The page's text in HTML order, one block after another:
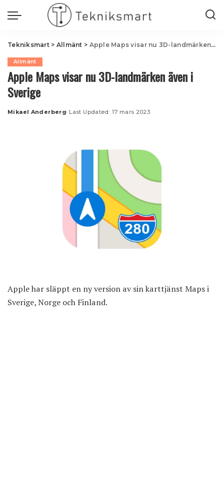
Tekniksmart> Allmänt > Apple Maps visar nu 3D-landmärken även i Sverige
Allmänt
Apple Maps visar nu 3D-landmärken även i
Sverige
Posted
Mikael Anderberg Last Updated: 17 mars 2023
Apple har släppt en ny version av sin karttjänst Maps i
Sverige, Norge och Finland.